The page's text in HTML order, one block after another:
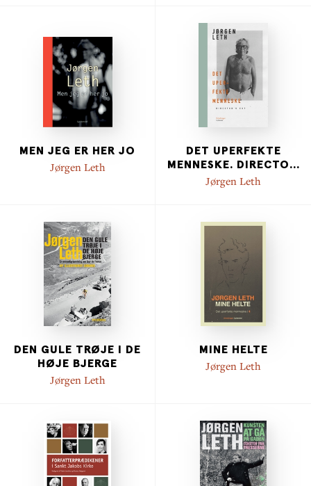
MEN JEG ER HER JO
Jørgen Leth
DET UPERFEKTE
MENNESKE. DIRECTO...
Jørgen Leth
DEN GULE TRØJE I DE
HØJE BJERGE
Jørgen Leth
MINE HELTE
Jørgen Leth